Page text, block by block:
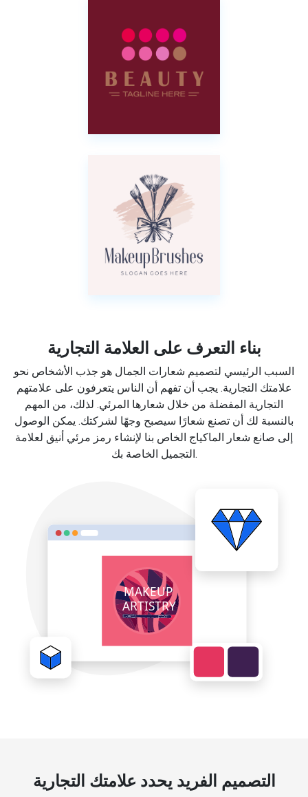
بناء التعرف على العلامة التجارية
السبب الرئيسي لتصميم شعارات الجمال هو جذب الأشخاص نحو
علامتك التجارية. يجب أن تفهم أن الناس يتعرفون على علامتهم
التجارية المفضلة من خلال شعارها المرئي. لذلك، من المهم
بالنسبة لك أن تصنع شعارًا سيصبح وجهًا لشركتك. يمكن الوصول
إلى صانع شعار الماكياج الخاص بنا لإنشاء رمز مرئي أنيق لعلامة
التجميل الخاصة بك.
التصميم الفريد يحدد علامتك التجارية